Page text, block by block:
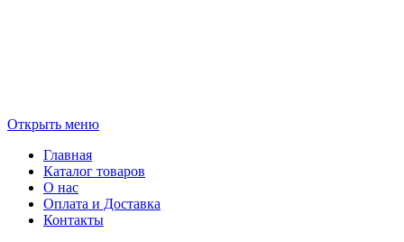
Открыть меню
Главная
Каталог товаров
О нас
Оплата и Доставка
Контакты